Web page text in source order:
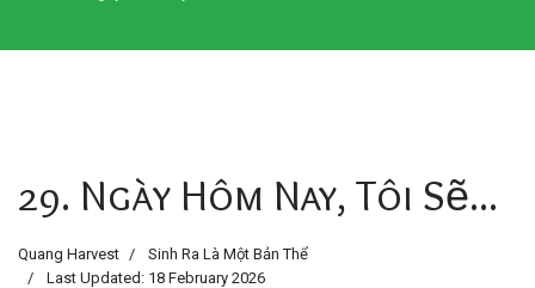
29. Ngày Hôm Nay, Tôi Sẽ...
Quang Harvest
Sinh Ra Là Một Bản Thể
Last Updated: 18 February 2026